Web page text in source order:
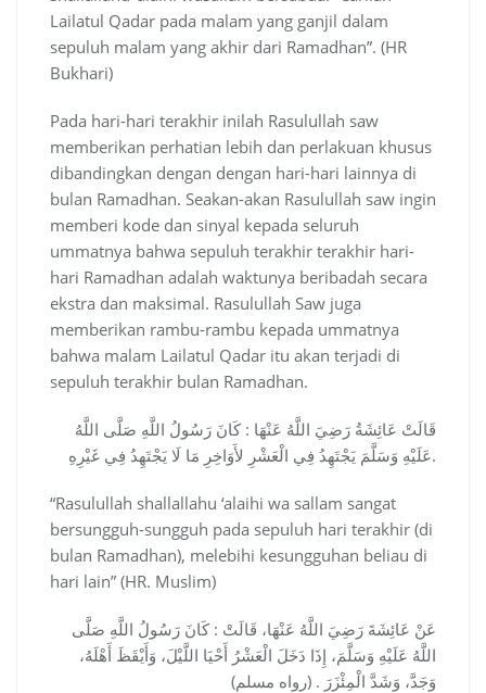
Lailatul Qadar pada malam yang ganjil dalam
sepuluh malam yang akhir dari Ramadhan”. (HR
Bukhari)
Pada hari-hari terakhir inilah Rasulullah saw
memberikan perhatian lebih dan perlakuan khusus
dibandingkan dengan dengan hari-hari lainnya di
bulan Ramadhan. Seakan-akan Rasulullah saw ingin
memberi kode dan sinyal kepada seluruh
ummatnya bahwa sepuluh terakhir terakhir hari-
hari Ramadhan adalah waktunya beribadah secara
ekstra dan maksimal. Rasulullah Saw juga
memberikan rambu-rambu kepada ummatnya
bahwa malam Lailatul Qadar itu akan terjadi di
sepuluh terakhir bulan Ramadhan.
قَالَتْ عَائِشَةُ رَضِيَ اللَّهُ عَنْهَا : كَانَ رَسُولُ اللَّهِ صَلَّى اللَّهُ
عَلَيْهِ وَسَلَّمَ يَجْتَهِدُ فِي الْعَشْرِ لأَوَاخِرِ مَا لَا يَجْتَهِدُ فِي غَيْرِهِ.
“Rasulullah shallallahu ‘alaihi wa sallam sangat
bersungguh-sungguh pada sepuluh hari terakhir (di
bulan Ramadhan), melebihi kesungguhan beliau di
hari lain” (HR. Muslim)
عَنْ عَائِشَةَ رَضِيَ اللَّهُ عَنْهَا، قَالَتْ : كَانَ رَسُولُ اللَّهِ صَلَّى
اللَّهُ عَلَيْهِ وَسَلَّمَ، إِذَا دَخَلَ الْعَشْرُ أَحْيَا اللَّيْلَ، وَأَيْقَظَ أَهْلَهُ،
وَجَدَّ، وَشَدَّ الْمِئْزَرَ . (رواه مسلم)